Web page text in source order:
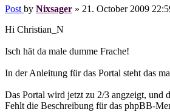
Post by Nixsager » 21. October 2009
Hi Christian_N
Isch hät da male dumme Frache!
In der Anleitung für das Portal steht das
Das Portal wird jetzt zu 2/3 angzeigt, und
Fehlt die Beschreibung für das phpBB-